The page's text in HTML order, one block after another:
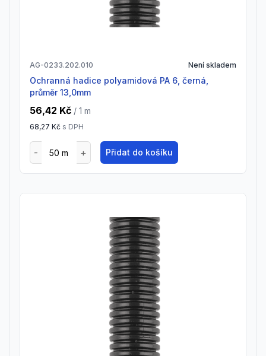
AG-0233.202.010 Není skladem
Ochranná hadice polyamidová PA 6, černá,
průměr 13,0mm
56,42 Kč / 1 m
68,27 Kč s DPH
Přidat do košíku